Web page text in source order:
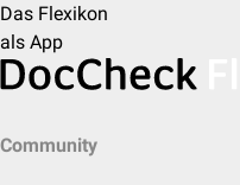
Das Flexikon
als App
Community